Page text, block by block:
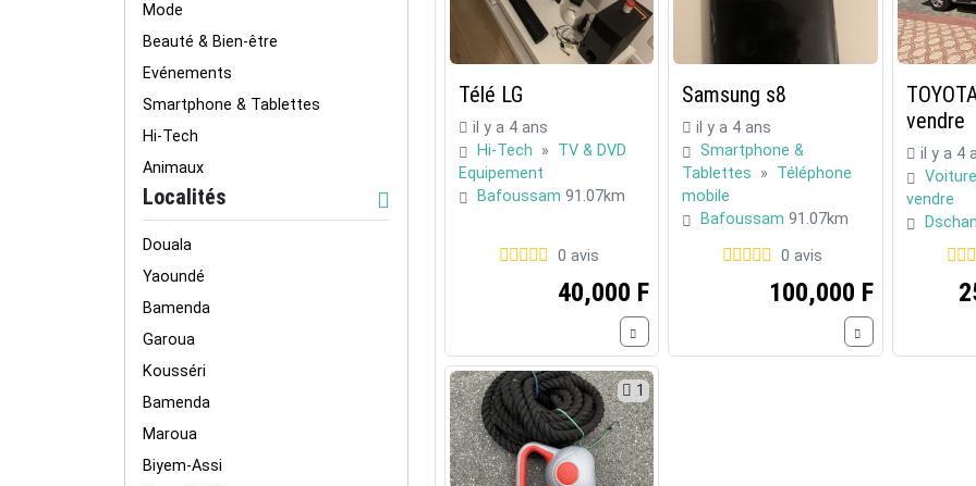
Mode
Beauté & Bien-être
Evénements
Smartphone & Tablettes
Hi-Tech
Animaux
Localités
Douala
Yaoundé
Bamenda
Garoua
Kousséri
Bamenda
Maroua
Biyem-Assi
Télé LG
il y a 4 ans
Hi-Tech » TV & DVD
Equipement
Bafoussam 91.07km
0 avis
40,000 F
Samsung s8
il y a 4 ans
Smartphone &
Tablettes » Téléphone
mobile
Bafoussam91.07km
0 avis
100,000 F
vendre
il y a 4
vendre
1